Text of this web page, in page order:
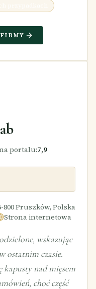
przypadkach
portalu:7,9
800 Pruszków, Polska
Strona internetowa
wskazując
ostatnim czasie.
kapusty nad mięsem
choć część